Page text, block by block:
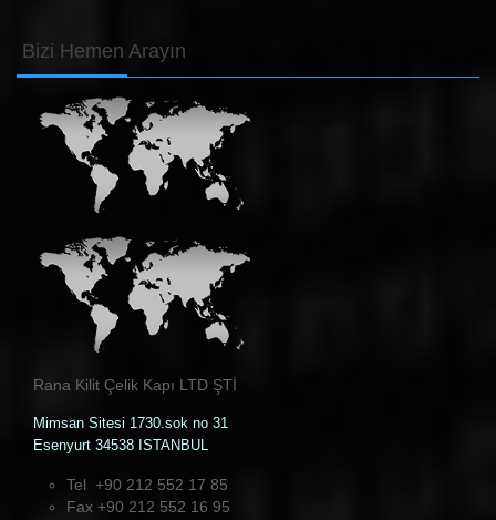
Bizi Hemen Arayın
Rana Kilit Çelik Kapı LTD ŞTİ
Mimsan Sitesi 1730.sok no 31
Esenyurt 34538 ISTANBUL
Tel +90 212 552 17 85
Fax +90 212 552 16 95